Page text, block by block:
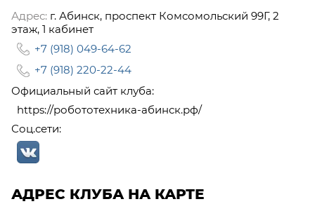
Адрес: г. Абинск, проспект Комсомольский 99Г, 2
этаж, 1 кабинет
+7 (918) 049-64-62
+7 (918) 220-22-44
Официальный сайт клуба:
https://робототехника-абинск.рф/
Соц.сети:
АДРЕС КЛУБА НА КАРТЕ